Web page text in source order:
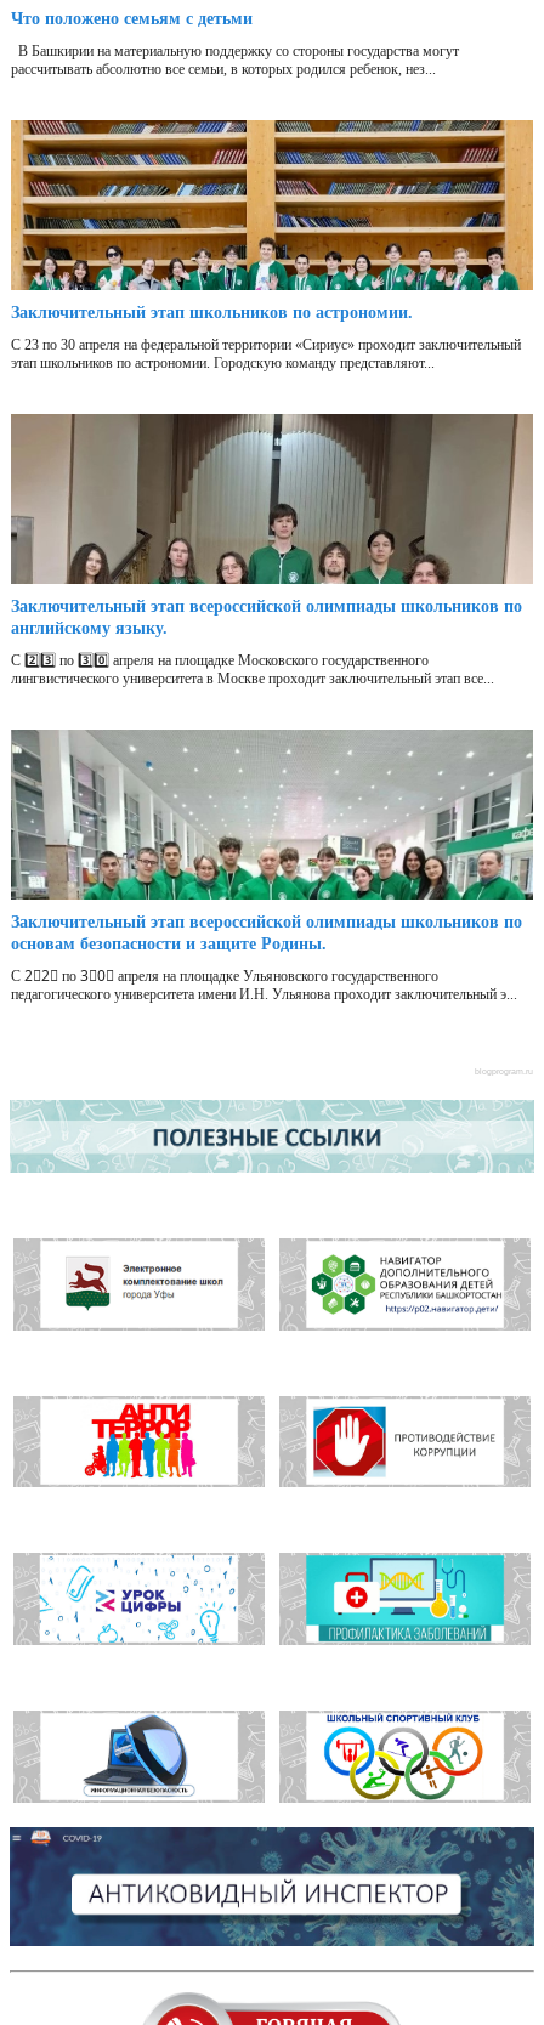
Что положено семьям с детьми
В Башкирии на материальную поддержку со стороны государства могут
рассчитывать абсолютно все семьи, в которых родился ребенок, нез...
Заключительный этап школьников по астрономии.
С 23 по 30 апреля на федеральной территории «Сириус» проходит заключительный
этап школьников по астрономии. Городскую команду представляют...
Заключительный этап всероссийской олимпиады школьников по
английскому языку.
С 2️⃣3️⃣ по 3️⃣0️⃣ апреля на площадке Московского государственного
лингвистического университета в Москве проходит заключительный этап все...
Заключительный этап всероссийской олимпиады школьников по
основам безопасности и защите Родины.
С 2⃣2⃣ по 3⃣0⃣ апреля на площадке Ульяновского государственного
педагогического университета имени И.Н. Ульянова проходит заключительный э...
blogprogram.ru